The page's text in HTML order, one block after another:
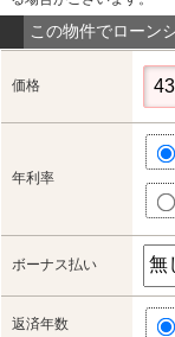
この物件でローン
価格
年利率
ボーナス払い
返済年数